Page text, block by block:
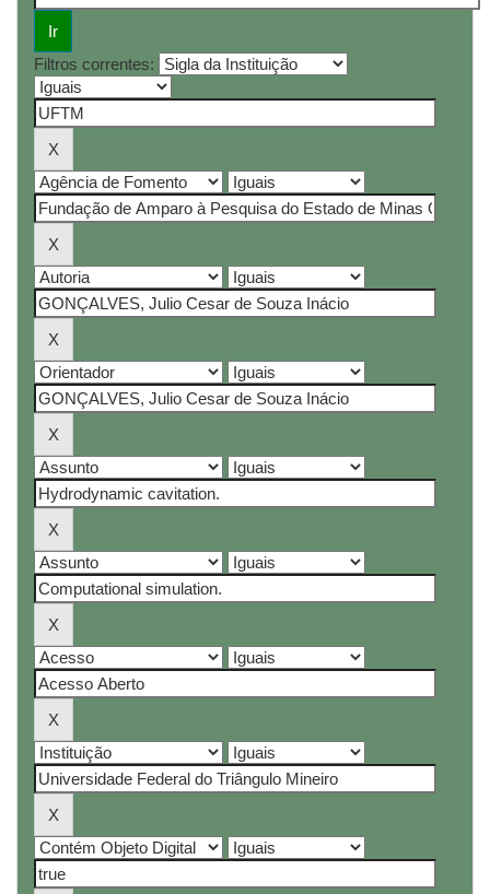
Filtros correntes: